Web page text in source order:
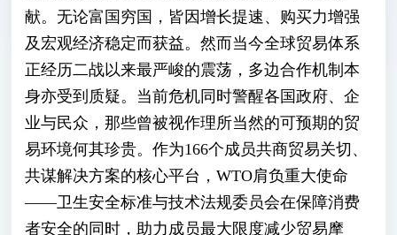
献。无论富国穷国，皆因增长提速、购买力增强
及宏观经济稳定而获益。然而当今全球贸易体系
正经历二战以来最严峻的震荡，多边合作机制本
身亦受到质疑。当前危机同时警醒各国政府、企
业与民众，那些曾被视作理所当然的可预期的贸
易环境何其珍贵。作为166个成员共商贸易关切、
共谋解决方案的核心平台，WTO肩负重大使命
——卫生安全标准与技术法规委员会在保障消费
者安全的同时，助力成员最大限度减少贸易摩